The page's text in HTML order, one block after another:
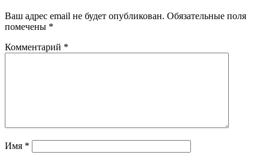
Ваш адрес email не будет опубликован. Обязательные поля
помечены *
Комментарий *
Имя *